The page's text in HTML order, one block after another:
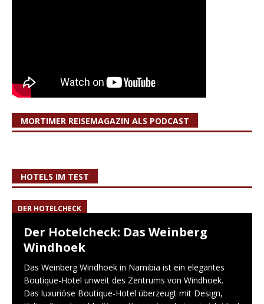
MORTIMER REISEMAGAZIN ALS PODCAST
HOTELS IM TEST
DER HOTELCHECK
Der Hotelcheck: Das Weinberg
Windhoek
Das Weinberg Windhoek in Namibia ist ein elegantes
Boutique-Hotel unweit des Zentrums von Windhoek.
Das luxuriöse Boutique-Hotel überzeugt mit Design,